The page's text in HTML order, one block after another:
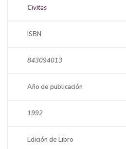
Civitas
ISBN
843094013
Año de publicación
1992
Edición de Libro